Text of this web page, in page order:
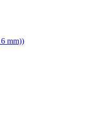
mm))